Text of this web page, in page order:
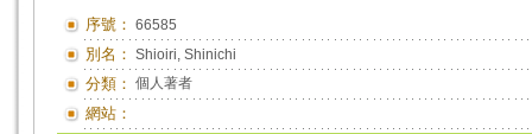
序號： 66585
別名： Shioiri, Shinichi
分類： 個人著者
網站：